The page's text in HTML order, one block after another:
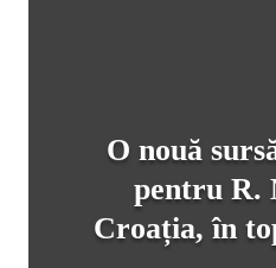
O nouă
pentru R.
Croația, în